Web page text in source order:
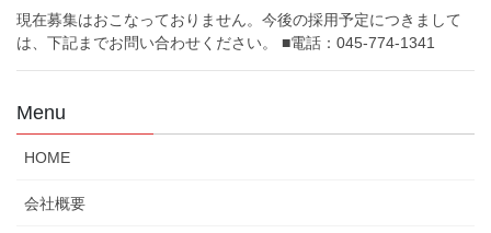
現在募集はおこなっておりません。今後の採用予定につきまして
は、下記までお問い合わせください。 ■電話：045-774-1341
Menu
HOME
会社概要